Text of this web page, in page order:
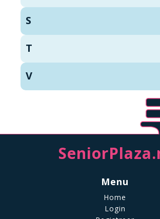
S
T
V
Menu
Home
Login